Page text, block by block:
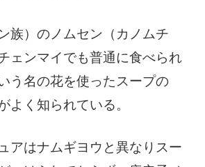
族）のノムセン（カノムチ
ェンマイでも普通に食べられ
う名の花を使ったスープの
よく知られている。
アはナムギヨウと異なりスー